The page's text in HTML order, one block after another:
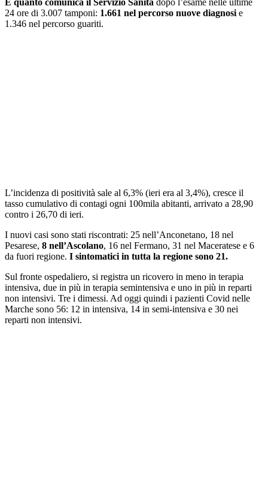
24 ore di 3.007 tamponi: 1.661 nel percorso nuove diagnosi e
1.346 nel percorso guariti.
L’incidenza di positività sale al 6,3% (ieri era al 3,4%), cresce il
tasso cumulativo di contagi ogni 100mila abitanti, arrivato a 28,90
contro i 26,70 di ieri.
I nuovi casi sono stati riscontrati: 25 nell’Anconetano, 18 nel
Pesarese, 8 nell’Ascolano, 16 nel Fermano, 31 nel Maceratese e 6
da fuori regione. I sintomatici in tutta la regione sono 21.
Sul fronte ospedaliero, si registra un ricovero in meno in terapia
intensiva, due in più in terapia semintensiva e uno in più in reparti
non intensivi. Tre i dimessi. Ad oggi quindi i pazienti Covid nelle
Marche sono 56: 12 in intensiva, 14 in semi-intensiva e 30 nei
reparti non intensivi.